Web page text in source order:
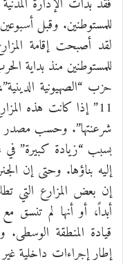
للمستوطنين. وقبل
لقد أصبحت إقامة
حزب “الصهيونية
11” إذا كانت هذه
شرعنتها”. وحسب مصدر
بسبب “زيادة كبيرة” في
إليه بناؤها. وحتى إن
إن بعض المزارع التي
أبداً، أو أنها لم تنسق
قيادة المنطقة
إطار إجراءات داخلية